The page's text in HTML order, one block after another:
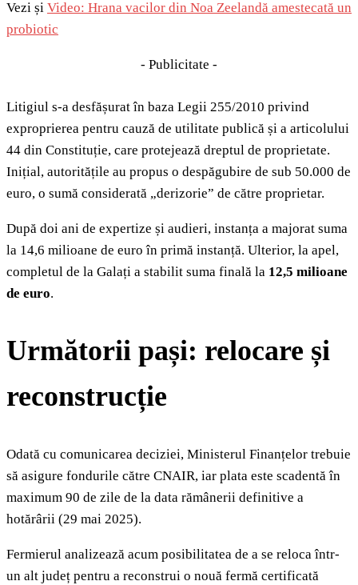
Vezi și Video: Hrana vacilor din Noa Zeelandă amestecată un
probiotic
- Publicitate -
Litigiul s-a desfășurat în baza Legii 255/2010 privind
exproprierea pentru cauză de utilitate publică și a articolului
44 din Constituție, care protejează dreptul de proprietate.
Inițial, autoritățile au propus o despăgubire de sub 50.000 de
euro, o sumă considerată „derizorie” de către proprietar.
După doi ani de expertize și audieri, instanța a majorat suma
la 14,6 milioane de euro în primă instanță. Ulterior, la apel,
completul de la Galați a stabilit suma finală la 12,5 milioane
de euro.
Următorii pași: relocare și
reconstrucție
Odată cu comunicarea deciziei, Ministerul Finanțelor trebuie
să asigure fondurile către CNAIR, iar plata este scadentă în
maximum 90 de zile de la data rămânerii definitive a
hotărârii (29 mai 2025).
Fermierul analizează acum posibilitatea de a se reloca într-
un alt județ pentru a reconstrui o nouă fermă certificată